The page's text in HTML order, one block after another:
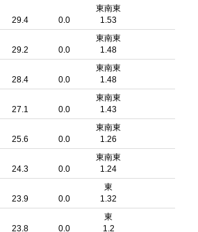
29.4 0.0
東南東
1.53
29.2 0.0
東南東
1.48
28.4 0.0
東南東
1.48
27.1 0.0
東南東
1.43
25.6 0.0
東南東
1.26
24.3 0.0
東南東
1.24
23.9 0.0
東
1.32
23.8 0.0
東
1.2